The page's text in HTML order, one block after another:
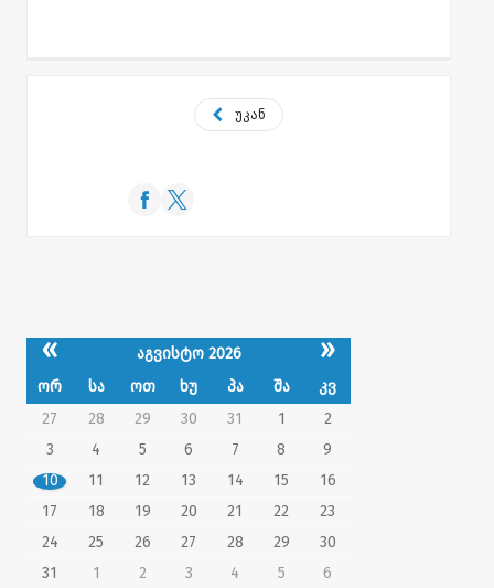
« აგვისტო 2026 »
ორ სა ოთ ხუ პა შა
კვ
27
28 29 30 31 1
2
3
4 5 6 7 8
9
10
11 12 13 14 15
16
17
18 19 20 21 22
23
24
25 26 27 28 29
30
31
1 2 3 4 5 6
უკან